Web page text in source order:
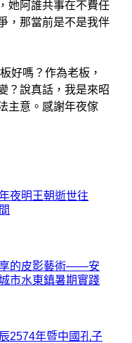
她阿誰共事在不費任
，那當前是不是我伴
嗎？作為老板，
？說真話，我是來昭
主意。感謝年夜傢
夜明王朝逝世往
的皮影藝術——安
市水東鎮暑期實踐
2574年暨中國孔子